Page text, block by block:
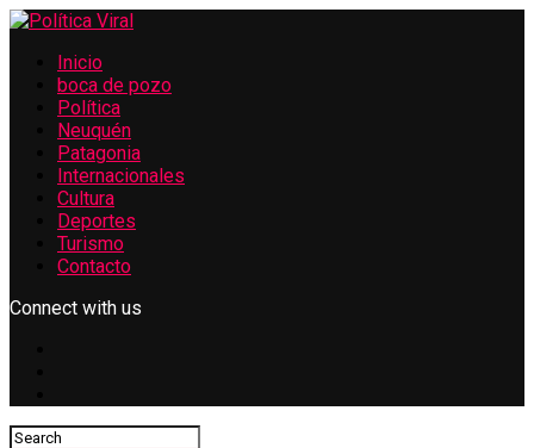
Inicio
boca de pozo
Política
Neuquén
Patagonia
Internacionales
Cultura
Deportes
Turismo
Contacto
Connect with us